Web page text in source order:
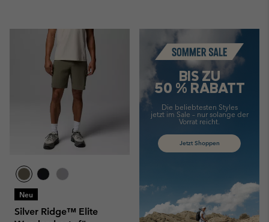
Neu
Silver Ridge™ Elite
Summer Sale
BIS ZU
50 % RABATT
Die beliebtesten Styles
jetzt im Sale – nur solange der
Vorrat reicht.
Jetzt Shoppen